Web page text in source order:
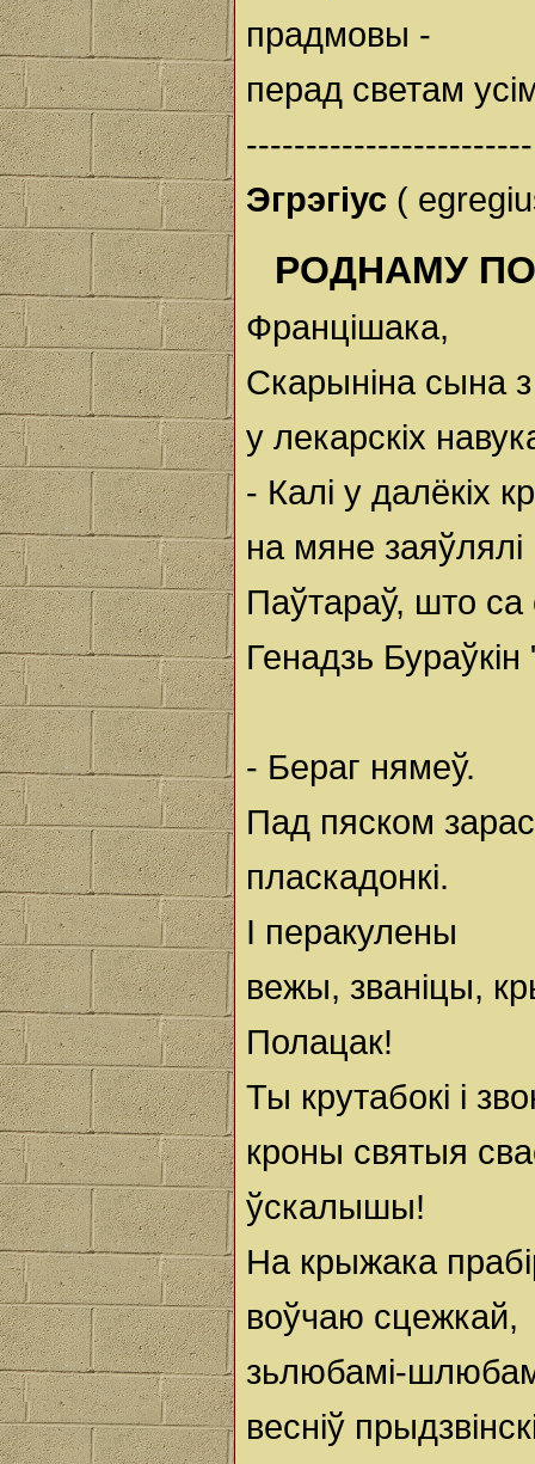
прадмовы -
перад светам
------------------------
Эгрэгіус (
РОДНАМУ
Францішака,
Скарыніна сына
у лекарскіх
- Калі у далёкіх
на мяне
Паўтараў, што
Генадзь
- Бераг нямеў.
Пад пяском
пласкадонкі.
І перакулены
вежы, званіцы,
Полацак!
Ты крутабокі і
кроны святыя
ўскалышы!
На крыжака
воўчаю сцежкай,
зьлюбамі-
весніў